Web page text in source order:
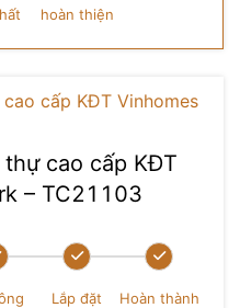
hoàn thiện
cao cấp KĐT
– TC21103
Lắp đặt
Hoàn thành